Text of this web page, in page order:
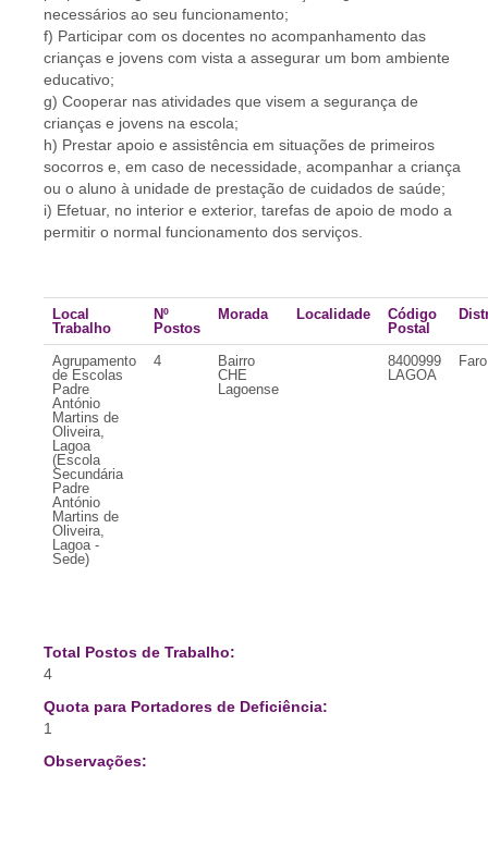
necessários ao seu funcionamento;
f) Participar com os docentes no acompanhamento das
crianças e jovens com vista a assegurar um bom ambiente
educativo;
g) Cooperar nas atividades que visem a segurança de
crianças e jovens na escola;
h) Prestar apoio e assistência em situações de primeiros
socorros e, em caso de necessidade, acompanhar a criança
ou o aluno à unidade de prestação de cuidados de saúde;
i) Efetuar, no interior e exterior, tarefas de apoio de modo a
permitir o normal funcionamento dos serviços.
Local
Trabalho
Nº
Postos
Morada Localidade
Código
Postal
Agrupamento
de Escolas
Padre
António
Martins de
Oliveira,
Lagoa
(Escola
Secundária
Padre
António
Martins de
Oliveira,
Lagoa -
Sede)
4
Bairro
CHE
Lagoense
8400999
LAGOA
Faro
Total Postos de Trabalho:
4
Quota para Portadores de Deficiência:
1
Observações: